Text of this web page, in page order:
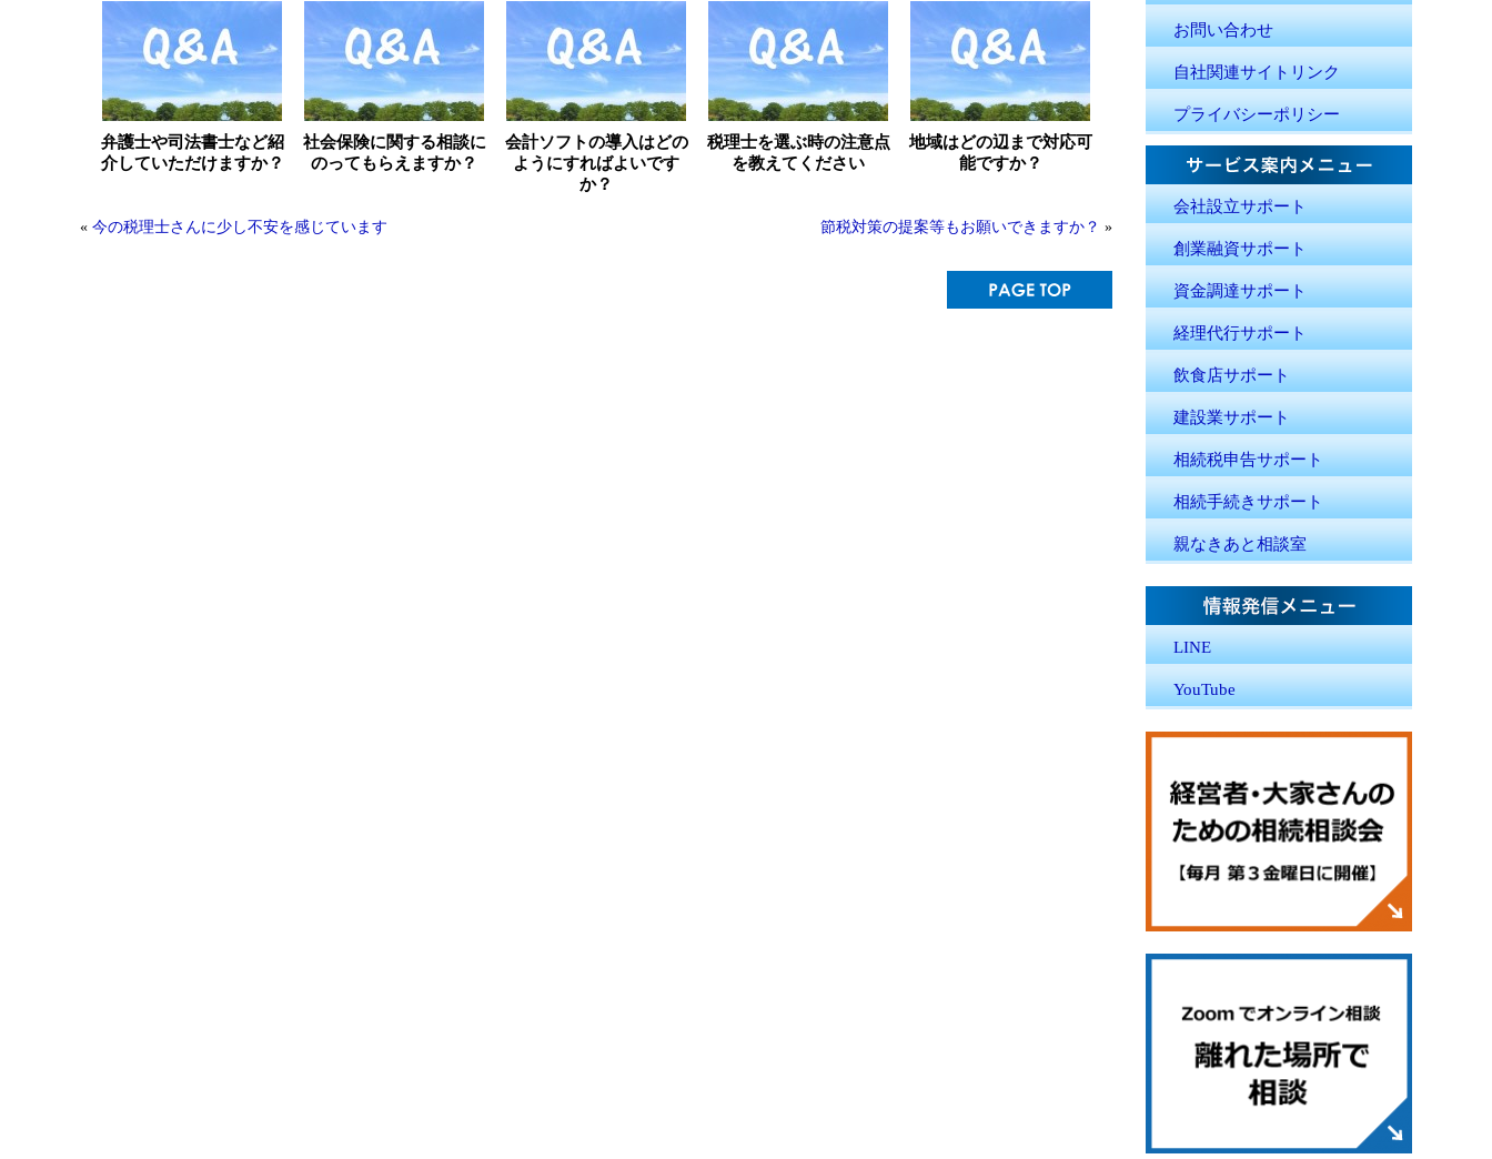
弁護士や司法書士など紹
介していただけますか？
社会保険に関する相談に
のってもらえますか？
会計ソフトの導入はどの
ようにすればよいです
か？
税理士を選ぶ時の注意点
を教えてください
地域はどの辺まで対応可
能ですか？
« 今の税理士さんに少し不安を感じています 節税対策の提案等もお願いできますか？ »
お問い合わせ
自社関連サイトリンク
プライバシーポリシー
会社設立サポート
創業融資サポート
資金調達サポート
経理代行サポート
飲食店サポート
建設業サポート
相続税申告サポート
相続手続きサポート
親なきあと相談室
LINE
YouTube